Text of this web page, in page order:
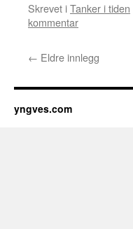
Skrevet iTanker i tiden
kommentar
← Eldre innlegg
yngves.com